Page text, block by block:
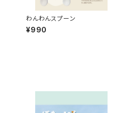
わんわんスプーン
¥990